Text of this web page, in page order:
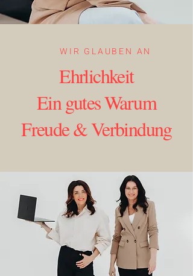
WIR GLAUBEN AN
Ehrlichkeit
Ein gutes Warum
Freude & Verbindung